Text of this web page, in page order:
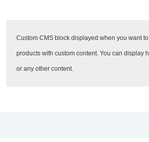
Custom CMS block displayed when you want to
products with custom content. You can display
or any other content.